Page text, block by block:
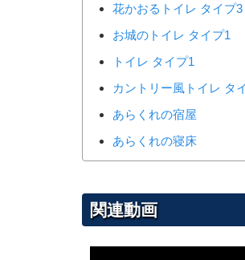
花かおるトイレ タイプ3
お城のトイレ タイプ1
トイレ タイプ1
カントリー風トイレ タ
あらくれの宿屋
あらくれの寝床
関連動画